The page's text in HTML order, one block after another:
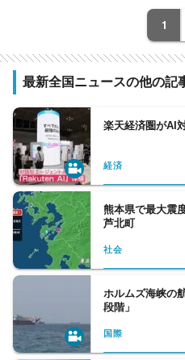
ー・プロデ
元日経新聞
元スポーツ
事故、政治
1
最新全国ニュースの他の記
楽天経済圏がAI
経済
熊本県で最大震
芦北町
社会
ホルムズ海峡の
段階」
国際